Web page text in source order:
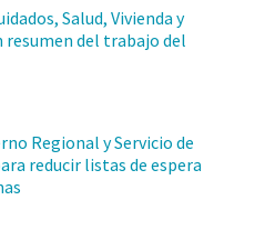
Salud, Vivienda y
del trabajo del
Regional y Servicio de
reducir listas de espera